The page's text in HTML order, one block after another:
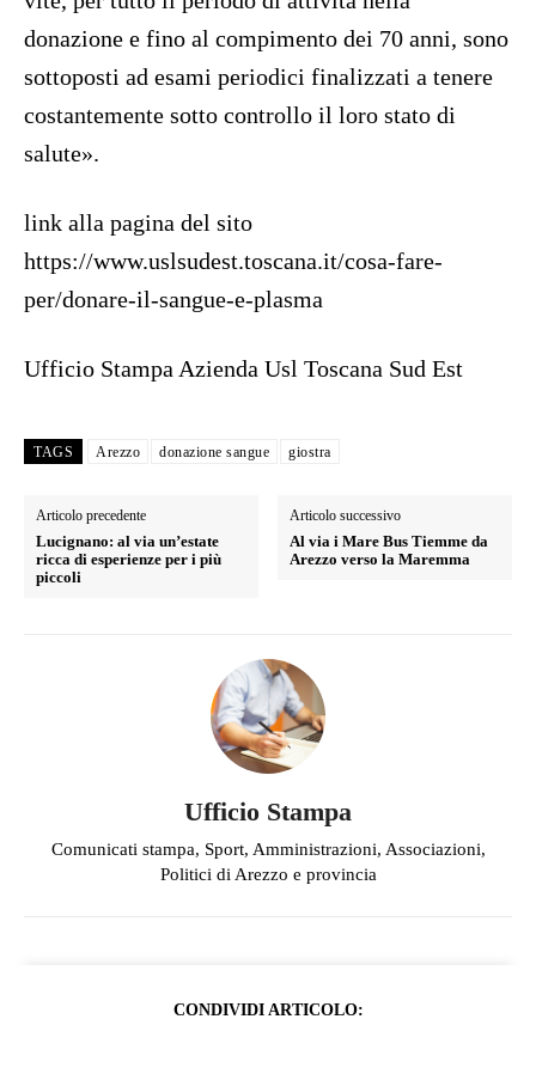
donazione e fino al compimento dei 70 anni, sono
sottoposti ad esami periodici finalizzati a tenere
costantemente sotto controllo il loro stato di
salute».
link alla pagina del sito
https://www.uslsudest.toscana.it/cosa-fare-
per/donare-il-sangue-e-plasma
Ufficio Stampa Azienda Usl Toscana Sud Est
TAGS Arezzo donazione sangue giostra
Articolo precedente
Lucignano: al via un’estate
ricca di esperienze per i più
piccoli
Articolo successivo
Al via i Mare Bus Tiemme da
Arezzo verso la Maremma
Ufficio Stampa
Comunicati stampa, Sport, Amministrazioni, Associazioni,
Politici di Arezzo e provincia
CONDIVIDI ARTICOLO: